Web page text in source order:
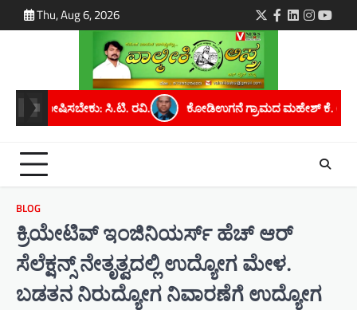
to
Thu, Aug 6, 2026 Twitter
Facebook
LinkedIn
ಕೋಡಿಉಗನೆ ಗ್ರಾಮದ ಮಹೇಶ್ ಕೆ. ಅವರಿಗೆ ಮೈಸೂರು
BLOG
ಕ್ರಿಯೇಟಿವ್ ಇಂಜಿನಿಯರ್ಸ್ ಹೆಚ್ ಆರ್
ಸೆಲೆಕ್ಷನ್ಸ್ ನೇತೃತ್ವದಲ್ಲಿ ಉದ್ಯೋಗ ಮೇಳ.
ಬಡತನ ನಿರುದ್ಯೋಗ ನಿವಾರಣೆಗೆ ಉದ್ಯೋಗ